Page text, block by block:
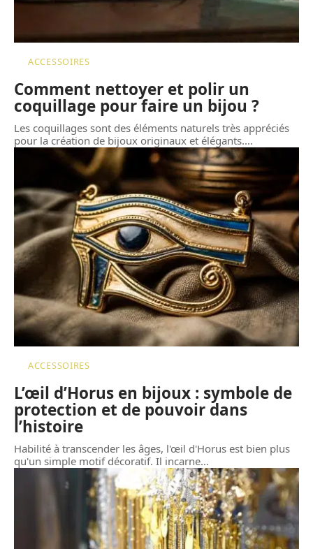
ACCESSOIRES
Comment nettoyer et polir un
coquillage pour faire un bijou ?
Les coquillages sont des éléments naturels très appréciés
pour la création de bijoux originaux et élégants.…
ACCESSOIRES
L’œil d’Horus en bijoux : symbole de
protection et de pouvoir dans
l’histoire
Habilité à transcender les âges, l'œil d'Horus est bien plus
qu'un simple motif décoratif. Il incarne…